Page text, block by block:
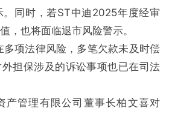
同时，若ST中迪2025年度经审
，也将面临退市风险警示。
多项法律风险，多笔欠款未及时偿
担保涉及的诉讼事项也已在司法
产管理有限公司董事长柏文喜对